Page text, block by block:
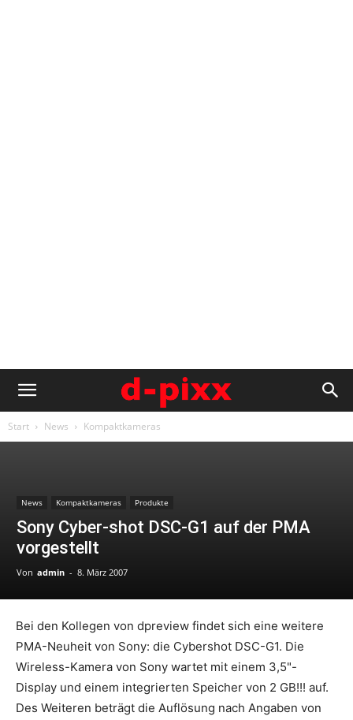
Start News Kompaktkameras
News Kompaktkameras Produkte
Sony Cyber-shot DSC-G1 auf der PMA
vorgestellt
Von admin - 8. März 2007
Bei den Kollegen von dpreview findet sich eine weitere
PMA-Neuheit von Sony: die Cybershot DSC-G1. Die
Wireless-Kamera von Sony wartet mit einem 3,5"-
Display und einem integrierten Speicher von 2 GB!!! auf.
Des Weiteren beträgt die Auflösung nach Angaben von